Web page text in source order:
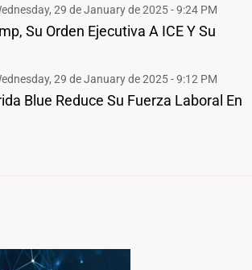
29 de January de 2025 - 9:24 PM
Su Orden Ejecutiva A ICE Y Su
29 de January de 2025 - 9:12 PM
Blue Reduce Su Fuerza Laboral En